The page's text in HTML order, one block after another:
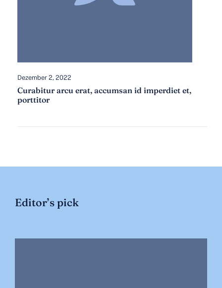
Dezember 2, 2022
Curabitur arcu erat, accumsan id imperdiet et,
porttitor
Editor’s pick